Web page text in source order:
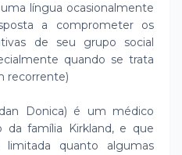
língua ocasionalmente
a comprometer os
de seu grupo social
quando se trata
recorrente)
Donica) é um médico
família Kirkland, e que
quanto algumas